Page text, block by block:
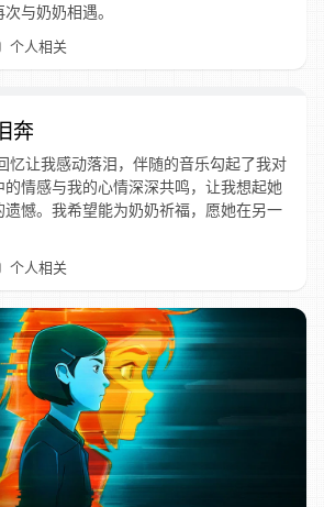
与奶奶相遇。
个人相关
奔
忆让我感动落泪，伴随的音乐勾起了我对
情感与我的心情深深共鸣，让我想起她
憾。我希望能为奶奶祈福，愿她在另一
个人相关